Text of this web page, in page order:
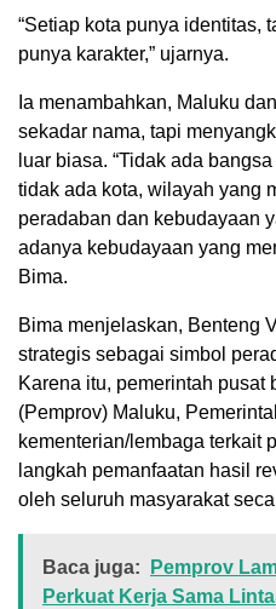
“Setiap kota punya identitas,
punya karakter,” ujarnya.
Ia menambahkan, Maluku
sekadar nama, tapi
luar biasa. “Tidak ada
tidak ada kota, wilayah yang
peradaban dan kebudayaan
adanya kebudayaan yang
Bima.
Bima menjelaskan, Benteng
strategis sebagai simbol
Karena itu, pemerintah pusat
(Pemprov) Maluku,
kementerian/lembaga terkait
langkah pemanfaatan hasil
oleh seluruh masyarakat
Baca juga:
Pemprov
Perkuat Kerja Sama